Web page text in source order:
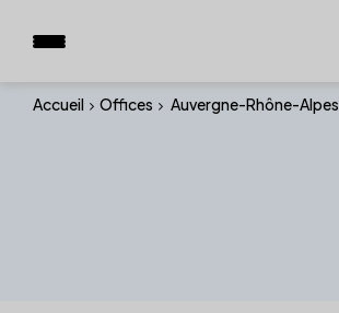
Accueil Offices Auvergne-Rhône-Alpes